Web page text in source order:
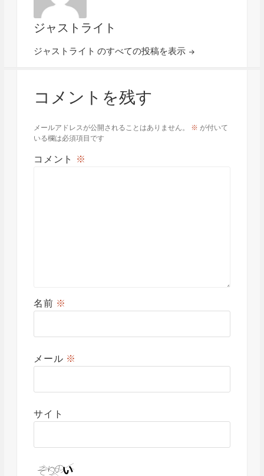
ジャストライト
ジャストライト のすべての投稿を表示
コメントを残す
メールアドレスが公開されることはありません。 ※ が付いて
いる欄は必須項目です
コメント ※
名前 ※
メール ※
サイト